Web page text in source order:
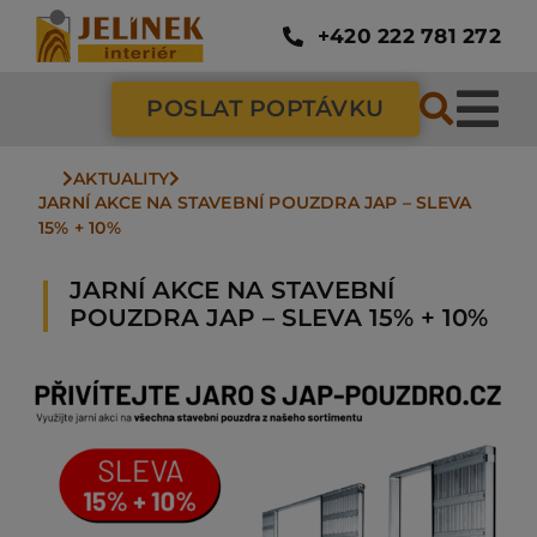
Přeskočit
obsah
+420 222 781 272
POSLAT POPTÁVKU
AKTUALITY
JARNÍ AKCE NA STAVEBNÍ POUZDRA JAP – SLEVA
15% + 10%
JARNÍ AKCE NA STAVEBNÍ
POUZDRA JAP – SLEVA 15% + 10%